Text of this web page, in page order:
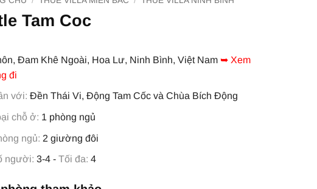
Tam Coc
Đam Khê Ngoài, Hoa Lư, Ninh Bình, Việt Nam ➥ Xem
đi
với: Đền Thái Vi, Động Tam Cốc và Chùa Bích Động
chỗ ở: 1 phòng ngủ
ngủ: 2 giường đôi
người: 3-4 - Tối đa: 4